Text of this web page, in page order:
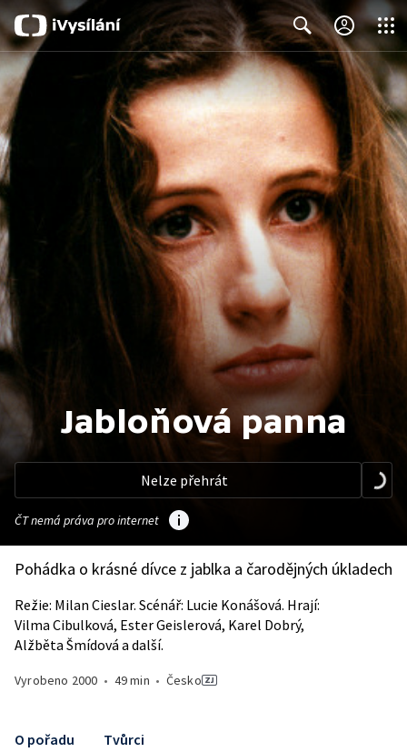
Search Close
Jabloňová panna
Nelze přehrát
ČT nemá práva pro internet
Pohádka o krásné dívce z jablka a čarodějných úkladech
Režie: Milan Cieslar. Scénář: Lucie Konášová. Hrají:
Vilma Cibulková, Ester Geislerová, Karel Dobrý,
Alžběta Šmídová a další.
Vyrobeno 2000 • 49 min • Česko
O pořadu Tvůrci